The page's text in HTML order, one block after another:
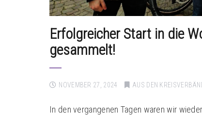
Erfolgreicher Start in die
gesammelt!
NOVEMBER 27, 2024 AUS DEN
In den vergangenen Tagen waren wir